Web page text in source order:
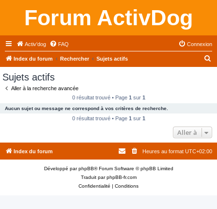
Forum ActivDog
Activ'dog FAQ Connexion
Index du forum Rechercher Sujets actifs
c
e
Sujets actifs
Aller à la recherche avancée
0 résultat trouvé • Page 1 sur 1
Aucun sujet ou message ne correspond à vos critères de recherche.
0 résultat trouvé • Page 1 sur 1
Aller à
Index du forum Heures au format UTC+02:00
Développé parphpBB® Forum Software © phpBB Limited
Traduit parphpBB-fr.com
Confidentialité | Conditions